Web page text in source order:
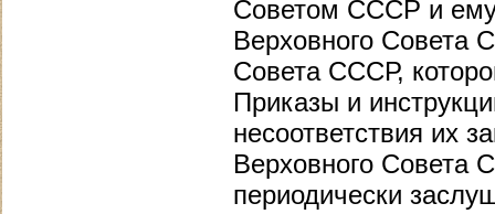
Советом СССР и ему
Верховного Совета
Совета СССР,
Приказы и
несоответствия их
Верховного Совета
периодически